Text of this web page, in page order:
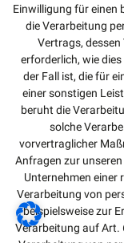
Einwilligung für einen
die Verarbeitung
Vertrags,
erforderlich, wie
der Fall ist, die für
einer sonstigen
beruht die
solche
vorvertraglicher
Anfragen zur
Unternehmen einer
Verarbeitung von
beispielsweise zur
Verarbeitung auf Art.